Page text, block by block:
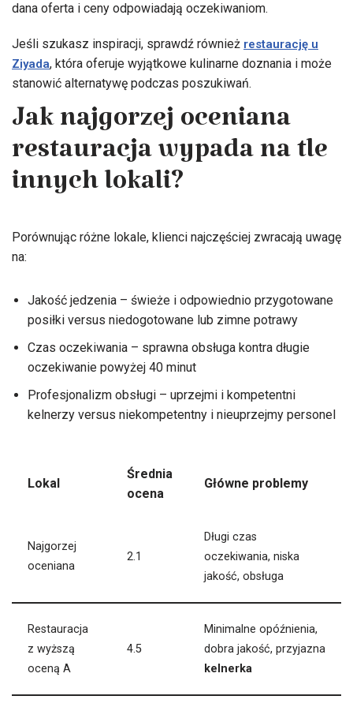
dana oferta i ceny odpowiadają oczekiwaniom.
Jeśli szukasz inspiracji, sprawdź również restaurację u
Ziyada, która oferuje wyjątkowe kulinarne doznania i może
stanowić alternatywę podczas poszukiwań.
Jak najgorzej oceniana
restauracja wypada na tle
innych lokali?
Porównując różne lokale, klienci najczęściej zwracają uwagę
na:
Jakość jedzenia – świeże i odpowiednio przygotowane
posiłki versus niedogotowane lub zimne potrawy
Czas oczekiwania – sprawna obsługa kontra długie
oczekiwanie powyżej 40 minut
Profesjonalizm obsługi – uprzejmi i kompetentni
kelnerzy versus niekompetentny i nieuprzejmy personel
Lokal
Średnia
ocena
Główne problemy
Najgorzej
oceniana
2.1
Długi czas
oczekiwania, niska
jakość, obsługa
Restauracja
z wyższą
oceną A
4.5
Minimalne opóźnienia,
dobra jakość, przyjazna
kelnerka